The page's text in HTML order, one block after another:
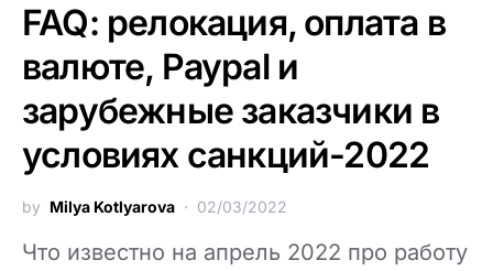
FAQ: релокация, оплата в
валюте, Paypal и
зарубежные заказчики в
условиях санкций-2022
by Milya Kotlyarova 02/03/2022
Что известно на апрель 2022 про работу